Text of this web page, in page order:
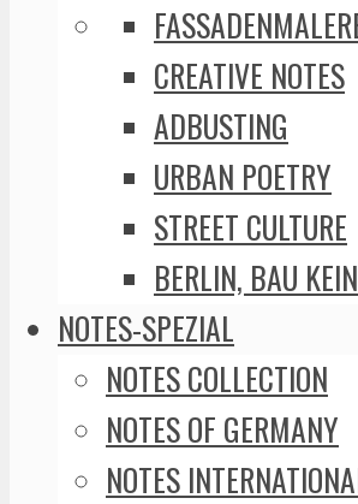
CREATIVE NOTES
ADBUSTING
URBAN POETRY
STREET CULTURE
BERLIN, BAU
NOTES-SPEZIAL
NOTES COLLECTION
NOTES OF GERMANY
NOTES